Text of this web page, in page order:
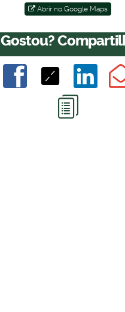
Abrir no Google Maps
Gostou?